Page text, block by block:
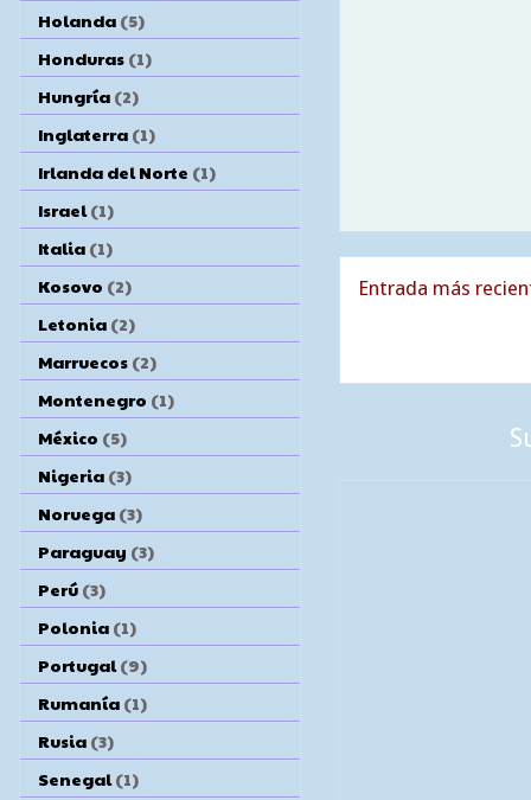
Entrada más
Holanda (5)
Honduras (1)
Hungría (2)
Inglaterra (1)
Irlanda del Norte (1)
Israel (1)
Italia (1)
Kosovo (2)
Letonia (2)
Marruecos (2)
Montenegro (1)
México (5)
Nigeria (3)
Noruega (3)
Paraguay (3)
Perú (3)
Polonia (1)
Portugal (9)
Rumanía (1)
Rusia (3)
Senegal (1)